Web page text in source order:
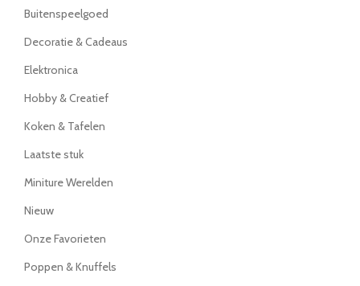
Buitenspeelgoed
Decoratie & Cadeaus
Elektronica
Hobby & Creatief
Koken & Tafelen
Laatste stuk
Miniture Werelden
Nieuw
Onze Favorieten
Poppen & Knuffels